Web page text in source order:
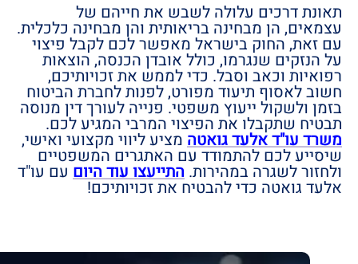
תאונת דרכים עלולה לשבש את חייהם של
עצמאים, הן מבחינה בריאותית והן מבחינה כלכלית.
עם זאת, החוק בישראל מאפשר לכם לקבל פיצוי
על הנזקים שנגרמו, כולל אובדן הכנסה, הוצאות
רפואיות וכאב וסבל. כדי לממש את זכויותיכם,
חשוב לאסוף תיעוד מפורט, לפנות לחברת הביטוח
בזמן ולשקול ייעוץ משפטי. פנייה לעורך דין מנוסה
תבטיח שתקבלו את הפיצוי המרבי המגיע לכם.
משרד עו"ד אלעד גואטה מציע ליווי מקצועי ואישי,
שיסייע לכם להתמודד עם האתגרים המשפטיים
ולחזור לשגרה במהירות. התייעצו עוד היום עם עו"ד
אלעד גואטה כדי להבטיח את זכויותיכם!